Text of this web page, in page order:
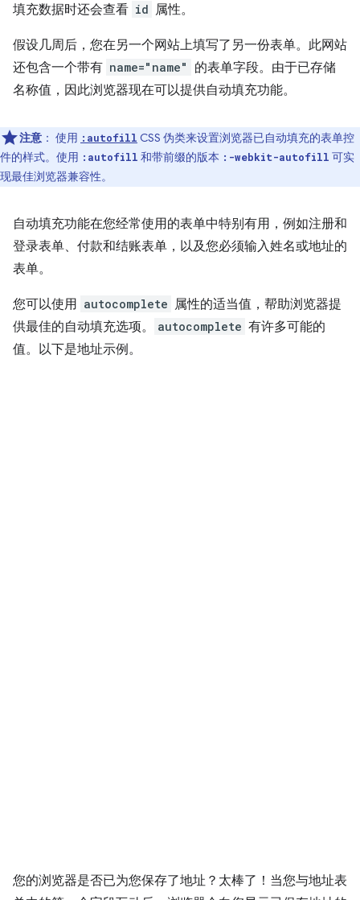
填充数据时还会查看 id 属性。
假设几周后，您在另一个网站上填写了另一份表单。此网站
还包含一个带有 name="name"
的表单字段。由于已存储
名称值，因此浏览器现在可以提供自动填充功能。
注意 ： 使用 :autofill CSS 伪类来设置浏览器已自动填充的表单控
件的样式。使用 :autofill 和带前缀的版本 :-webkit-autofill 可实
现最佳浏览器兼容性。
自动填充功能在您经常使用的表单中特别有用，例如注册和
登录表单、付款和结账表单，以及您必须输入姓名或地址的
表单。
您可以使用 autocomplete 属性的适当值，帮助浏览器提
供最佳的自动填充选项。
autocomplete 有许多可能的
值。以下是地址示例。
您的浏览器是否已为您保存了地址？太棒了！当您与地址表